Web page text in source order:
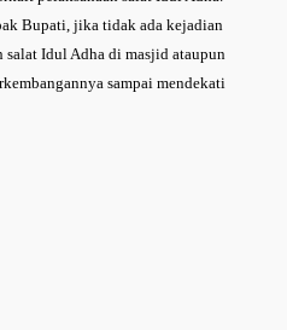
Bupati, jika tidak ada kejadian
salat Idul Adha di masjid ataupun
sampai mendekati